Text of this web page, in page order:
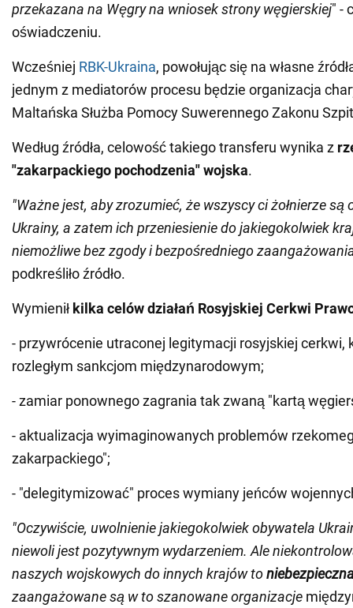
przekazana na Węgry na wniosek strony węgierskiej" -
oświadczeniu.
Wcześniej RBK-Ukraina, powołując się na własne
jednym z mediatorów procesu będzie organizacja
Maltańska Służba Pomocy Suwerennego Zakonu
Według źródła, celowość takiego transferu wynika z
"zakarpackiego pochodzenia" wojska.
"Ważne jest, aby zrozumieć, że wszyscy ci żołnierze są
Ukrainy, a zatem ich przeniesienie do jakiegokolwiek
niemożliwe bez zgody i bezpośredniego
podkreśliło źródło.
Wymienił kilka celów działań Rosyjskiej Cerkwi
- przywrócenie utraconej legitymacji rosyjskiej cerkwi,
rozległym sankcjom międzynarodowym;
- zamiar ponownego zagrania tak zwaną "kartą
- aktualizacja wyimaginowanych problemów
zakarpackiego";
- "delegitymizować" proces wymiany jeńców
"Oczywiście, uwolnienie jakiegokolwiek obywatela
niewoli jest pozytywnym wydarzeniem. Ale
naszych wojskowych do innych krajów to
zaangażowane są w to szanowane organizacje